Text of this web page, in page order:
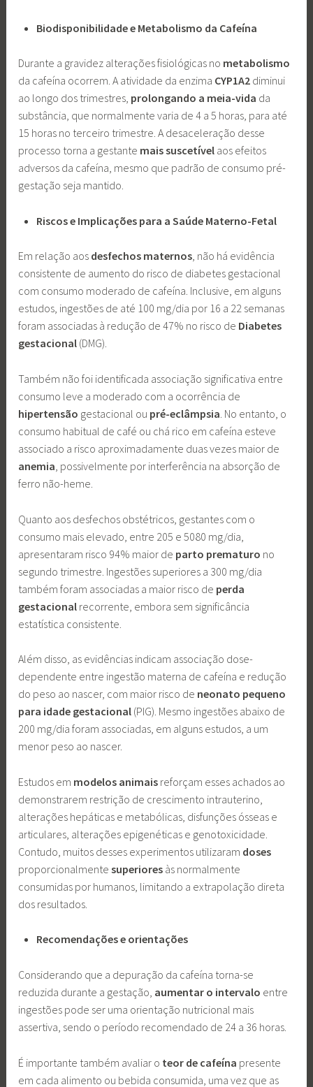
Biodisponibilidade e Metabolismo da Cafeína
Durante a gravidez alterações fisiológicas no metabolismo
da cafeína ocorrem. A atividade da enzima CYP1A2 diminui
ao longo dos trimestres, prolongando a meia-vida da
substância, que normalmente varia de 4 a 5 horas, para até
15 horas no terceiro trimestre. A desaceleração desse
processo torna a gestante maissuscetível aos efeitos
adversos da cafeína, mesmo que padrão de consumo pré-
gestação seja mantido.
Riscos e Implicações para a Saúde Materno-Fetal
Em relação aos desfechos maternos, não há evidência
consistente de aumento do risco de diabetes gestacional
com consumo moderado de cafeína. Inclusive, em alguns
estudos, ingestões de até 100 mg/dia por 16 a 22 semanas
foram associadas à redução de 47% no risco de Diabetes
gestacional (DMG).
Também não foi identificada associação significativa entre
consumo leve a moderado com a ocorrência de
hipertensão gestacional ou pré-eclâmpsia . No entanto, o
consumo habitual de café ou chá rico em cafeína esteve
associado a risco aproximadamente duas vezes maior de
anemia , possivelmente por interferência na absorção de
ferro não-heme.
Quanto aos desfechos obstétricos, gestantes com o
consumo mais elevado, entre 205 e 5080 mg/dia,
apresentaram risco 94% maior de parto prematuro no
segundo trimestre. Ingestões superiores a 300 mg/dia
também foram associadas a maior risco de perda
gestacional recorrente, embora sem significância
estatística consistente.
Além disso, as evidências indicam associação dose-
dependente entre ingestão materna de cafeína e redução
do peso ao nascer, com maior risco de neonato pequeno
para idade gestacional (PIG). Mesmo ingestões abaixo de
200 mg/dia foram associadas, em alguns estudos, a um
menor peso ao nascer.
Estudos em modelos animais reforçam esses achados ao
demonstrarem restrição de crescimento intrauterino,
alterações hepáticas e metabólicas, disfunções ósseas e
articulares, alterações epigenéticas e genotoxicidade.
Contudo, muitos desses experimentos utilizaram doses
proporcionalmentesuperiores às normalmente
consumidas por humanos, limitando a extrapolação direta
dos resultados.
Recomendações e orientações
Considerando que a depuração da cafeína torna-se
reduzida durante a gestação, aumentar o intervalo entre
ingestões pode ser uma orientação nutricional mais
assertiva, sendo o período recomendado de 24 a 36 horas.
É importante também avaliar o teor de cafeína presente
em cada alimento ou bebida consumida, uma vez que as